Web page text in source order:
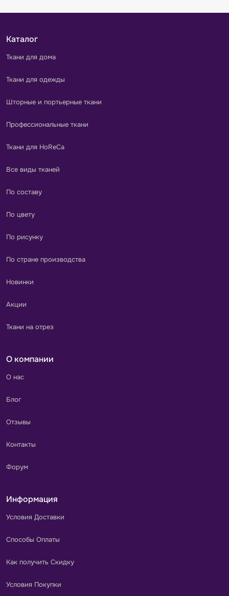
Каталог
Ткани для дома
Ткани для одежды
Шторные и портьерные ткани
Профессиональные ткани
Ткани для HoReCa
Все виды тканей
По составу
По цвету
По рисунку
По стране производства
Новинки
Акции
Ткани на отрез
О компании
О нас
Блог
Отзывы
Контакты
Форум
Информация
Условия Доставки
Способы Оплаты
Как получить Скидку
Условия Покупки